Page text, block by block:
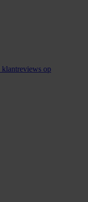
klantreviews op